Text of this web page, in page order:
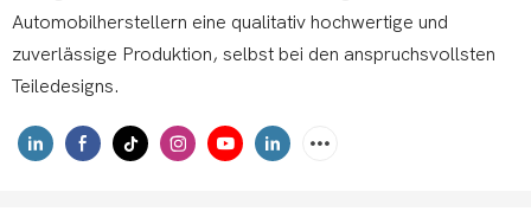
Automobilherstellern eine qualitativ hochwertige und
zuverlässige Produktion, selbst bei den anspruchsvollsten
Teiledesigns.